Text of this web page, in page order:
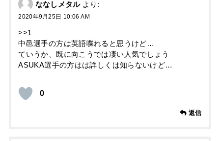
ななしメタル より:
2020年9月25日 10:06 AM
>>1
中邑選手の方は英語喋れると思うけど…
ていうか、既に向こうでは凄い人気でしょう
ASUKA選手の方はは詳しくは知らないけど…
0
返信